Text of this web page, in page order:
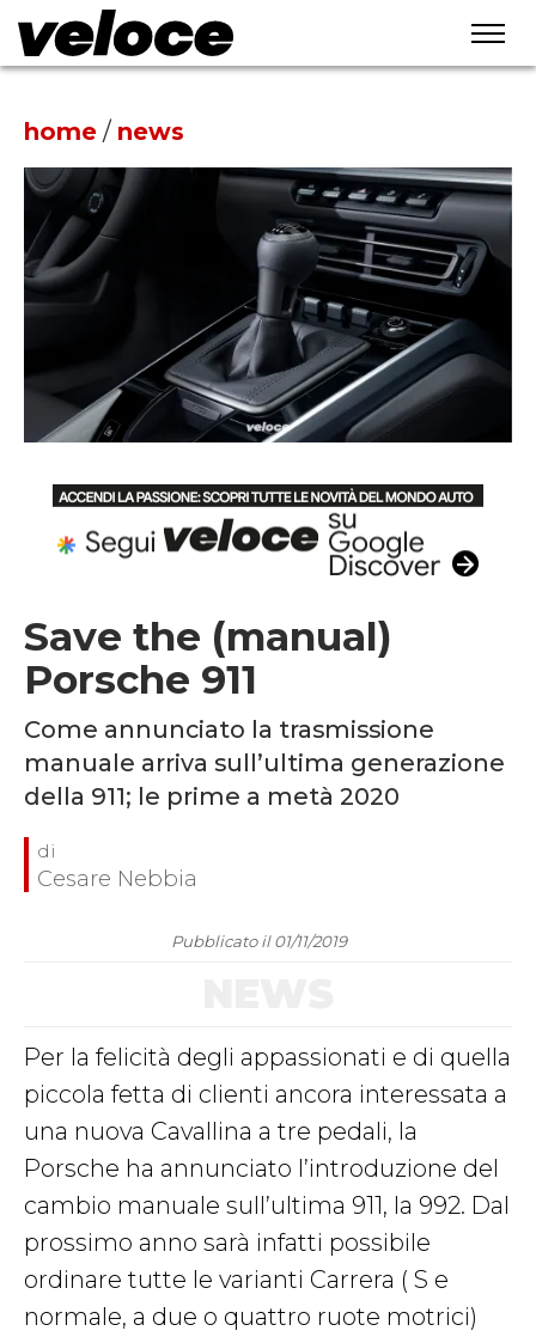
home / news
Save the (manual)
Porsche 911
Come annunciato la trasmissione
manuale arriva sull’ultima generazione
della 911; le prime a metà 2020
Cesare Nebbia
Pubblicato il 01/11/2019
Per la felicità degli appassionati e di quella
piccola fetta di clienti ancora interessata a
una nuova Cavallina a tre pedali, la
Porsche ha annunciato l’introduzione del
cambio manuale sull’ultima 911, la 992. Dal
prossimo anno sarà infatti possibile
ordinare tutte le varianti Carrera ( S e
normale, a due o quattro ruote motrici)